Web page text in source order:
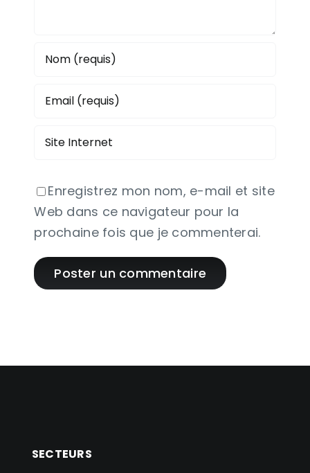
Enregistrez mon nom, e-mail et site
Web dans ce navigateur pour la
prochaine fois que je commenterai.
SECTEURS